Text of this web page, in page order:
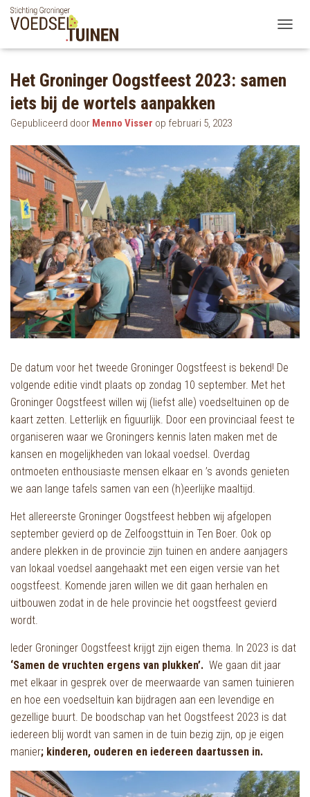
Het Groninger Oogstfeest 2023: samen
iets bij de wortels aanpakken
Gepubliceerd door Menno Visser op februari 5, 2023
De datum voor het tweede Groninger Oogstfeest is bekend! De
volgende editie vindt plaats op zondag 10 september. Met het
Groninger Oogstfeest willen wij (liefst alle) voedseltuinen op de
kaart zetten. Letterlijk en figuurlijk. Door een provinciaal feest te
organiseren waar we Groningers kennis laten maken met de
kansen en mogelijkheden van lokaal voedsel. Overdag
ontmoeten enthousiaste mensen elkaar en ’s avonds genieten
we aan lange tafels samen van een (h)eerlijke maaltijd.
Het allereerste Groninger Oogstfeest hebben wij afgelopen
september gevierd op de Zelfoogsttuin in Ten Boer. Ook op
andere plekken in de provincie zijn tuinen en andere aanjagers
van lokaal voedsel aangehaakt met een eigen versie van het
oogstfeest. Komende jaren willen we dit gaan herhalen en
uitbouwen zodat in de hele provincie het oogstfeest gevierd
wordt.
Ieder Groninger Oogstfeest krijgt zijn eigen thema. In 2023 is dat
‘Samen de vruchten ergens van plukken’. We gaan dit jaar
met elkaar in gesprek over de meerwaarde van samen tuinieren
en hoe een voedseltuin kan bijdragen aan een levendige en
gezellige buurt. De boodschap van het Oogstfeest 2023 is dat
iedereen blij wordt van samen in de tuin bezig zijn, op je eigen
manier; kinderen, ouderen en iedereen daartussen in.